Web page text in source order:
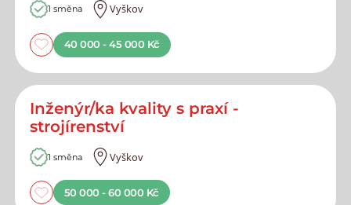
1 směna Vyškov
40 000 - 45 000 Kč
Inženýr/ka kvality s praxí -
strojírenství
1 směna Vyškov
50 000 - 60 000 Kč